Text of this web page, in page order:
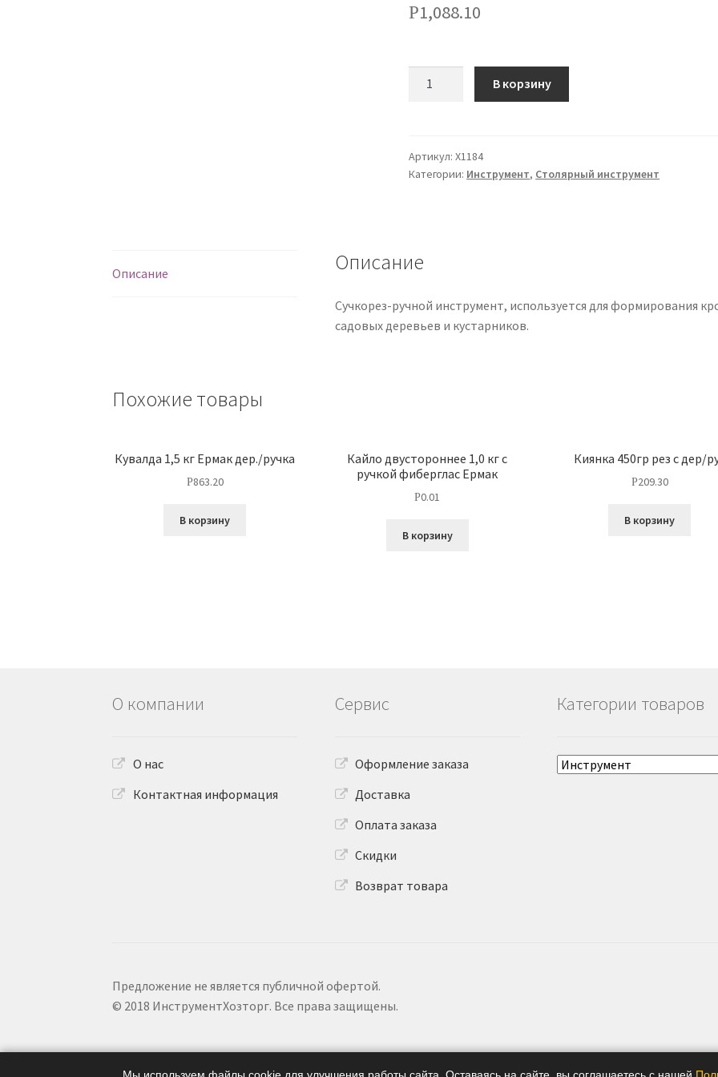
Р1,088.10
В корзину
Артикул:Х1184
Категории: Инструмент, Столярный инструмент
Описание Описание
Сучкорез-ручной инструмент, используется для формирования
садовых деревьев и кустарников.
Похожие товары
Кувалда 1,5 кг Ермак дер./ручка
Р863.20
В корзину
Кайло двустороннее 1,0 кг с
ручкой фиберглас Ермак
Р0.01
В корзину
Киянка 450гр рез с дер/
Р209.30
В корзину
О компании
О нас
Контактная информация
Сервис
Оформление заказа
Доставка
Оплата заказа
Скидки
Возврат товара
Категории товаров
Предложение не является публичной офертой.
© 2018 ИнструментХозторг. Все права защищены.